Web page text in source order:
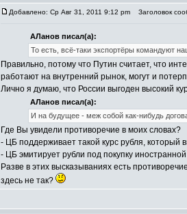
Добавлено: Ср Авг 31, 2011 9:12 pm Заголовок
АЛанов писал(а):
То есть, всё-таки экспортёры командуют
Правильно, потому что Путин считает, что
работают на внутренний рынок, могут и
Лично я думаю, что России выгоден высокий
АЛанов писал(а):
И на будущее - меж собой как-нибудь
Где Вы увидели противоречие в моих словах?
- ЦБ поддерживает такой курс рубля, который
- ЦБ эмитирует рубли под покупку
Разве в этих высказываниях есть
здесь не так?